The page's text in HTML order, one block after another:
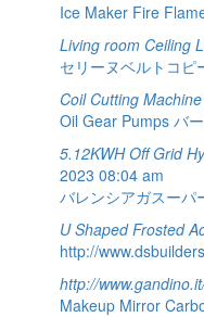
Ice Maker Fire
Living room Ceiling
セリーヌベルトコピ
Coil Cutting Machine
Oil Gear Pumps バ
5.12KWH Off Grid
2023 08:04 am
バレンシアガスーパ
U Shaped Frosted
http://
http://
Makeup Mirror